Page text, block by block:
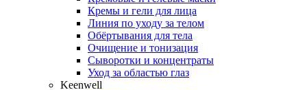
Кремы и гели для лица
Линия по уходу за телом
Обёртывания для тела
Очищение и тонизация
Сыворотки и концентраты
Уход за областью глаз
Keenwell